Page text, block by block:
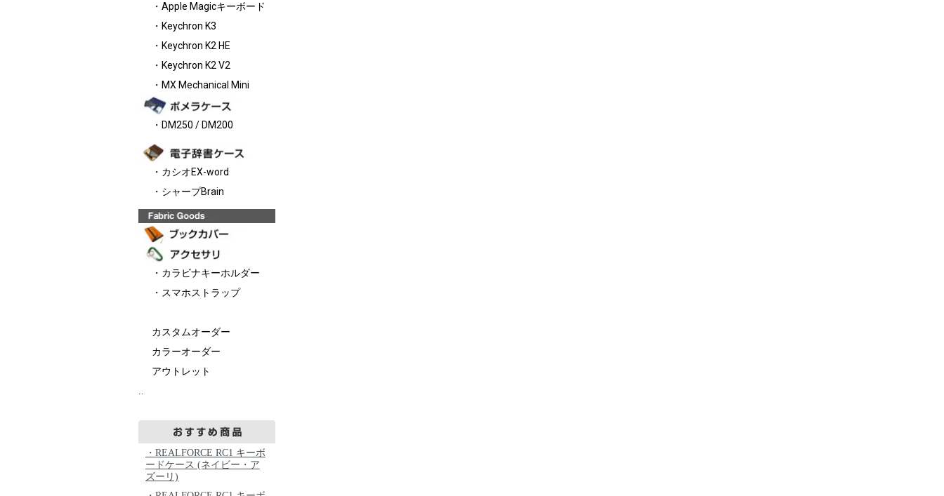
・Apple Magicキーボード
・Keychron K3
・Keychron K2 HE
・Keychron K2 V2
・MX Mechanical Mini
・DM250 / DM200
・カシオEX-word
・シャープBrain
・カラビナキーホルダー
・スマホストラップ
カスタムオーダー
カラーオーダー
アウトレット
..
・REALFORCE RC1 キーボ
ードケース (ネイビー・ア
ズーリ)